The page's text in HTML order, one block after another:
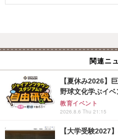
関連ニ
【夏休み2026】
野球文化学ぶイ
教育イベント
2026.8.6 Thu 21:15
【大学受験2027